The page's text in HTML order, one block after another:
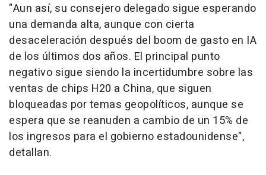
"Aun así, su consejero delegado sigue esperando
una demanda alta, aunque con cierta
desaceleración después del boom de gasto en IA
de los últimos dos años. El principal punto
negativo sigue siendo la incertidumbre sobre las
ventas de chips H20 a China, que siguen
bloqueadas por temas geopolíticos, aunque se
espera que se reanuden a cambio de un 15% de
los ingresos para el gobierno estadounidense",
detallan.